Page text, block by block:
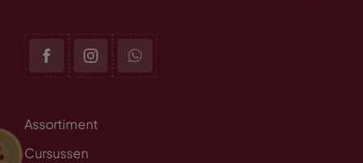
Assortiment
Cursussen